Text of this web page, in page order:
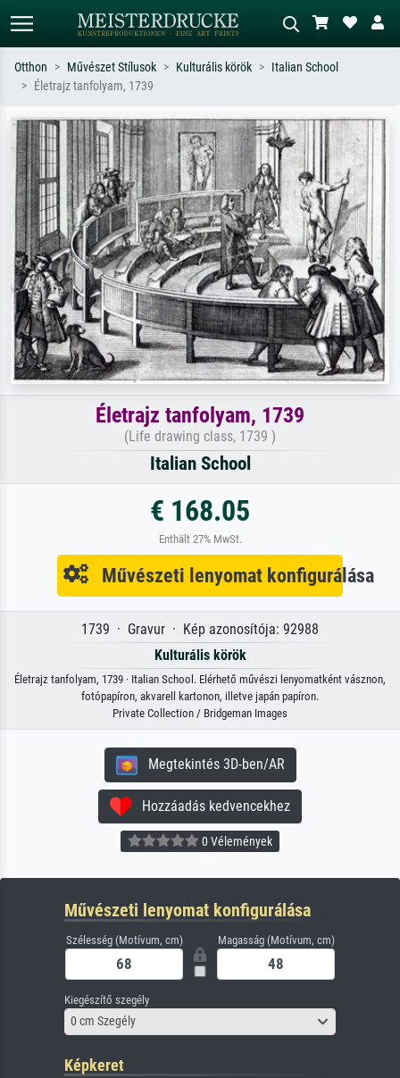
Keressen művész, műcím vagy stílus
szerint – pl. Monet, Csillagos éj,
impresszionizmus, Hokusai-hullám,
akt.
Írja le a jelenetet – pl. zöld rét, sok
piros absztrakt, sötét olajkép, álló akt
egy fa mellett.
Otthon Művészet Stílusok Kulturális körök
Italian School
Életrajz tanfolyam, 1739
Életrajz tanfolyam, 1739
(Life drawing class, 1739 )
Italian School
€ 168.05
Enthält 27% MwSt.
Művészeti lenyomat konfigurálása
1739 · Gravur · Kép azonosítója: 92988
Kulturális körök
Életrajz tanfolyam, 1739 · Italian School. Elérhető művészi lenyomatként vásznon,
fotópapíron, akvarell kartonon, illetve japán papíron.
Private Collection / Bridgeman Images
Megtekintés 3D-ben/AR
Hozzáadás kedvencekhez
0 Vélemények
Művészeti lenyomat konfigurálása
Szélesség (Motívum, cm) Magasság (Motívum, cm)
Kiegészítő szegély
0 cm Szegély
Képkeret